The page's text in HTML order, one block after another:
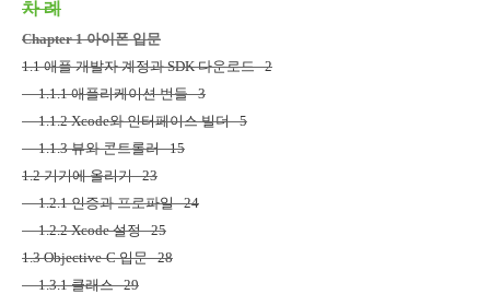
차 례
Chapter 1 아이폰 입문
1.1애플 개발자 계정과SDK다운로드2
1.1.1애플리케이션 번들3
1.1.2 Xcode와 인터페이스 빌더5
1.1.3뷰와 콘트롤러15
1.2기기에 올리기23
1.2.1인증과 프로파일24
1.2.2 Xcode설정25
1.3 Objective-C입문28
1.3.1클래스29